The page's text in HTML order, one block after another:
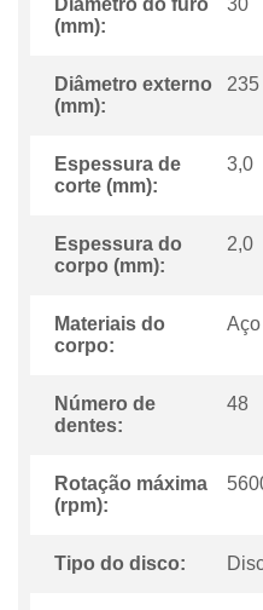
Diâmetro do furo
(mm):
30
Diâmetro externo
(mm):
235
Espessura de
corte (mm):
3,0
Espessura do
corpo (mm):
2,0
Materiais do
corpo:
Número de
dentes:
48
Rotação máxima
(rpm):
Tipo do disco: